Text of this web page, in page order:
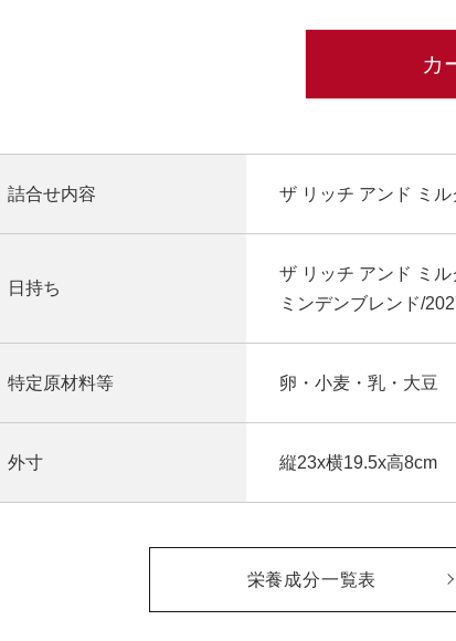
カ
詰合せ内容 ザ リッチ アンド ミ
日持ち
ザ リッチ アンド ミ
ミンデンブレンド/
特定原材料等 卵・小麦・乳・大豆
外寸 縦23x横19.5x高8cm
栄養成分一覧表